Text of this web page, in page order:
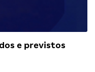
e previstos